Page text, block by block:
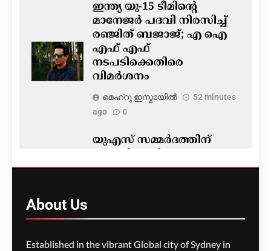
ഇന്ത്യ യു-15 ടീമിന്റെ
മാനേജർ പദവി നിരസിച്ച്
രഞ്ജിത് ബജാജ്; എ ഐ
എഫ് എഫ്
നടപടിക്കെതിരെ
വിമർശനം
മെഹ്റു ഇസ്മായില്‍
52 minutes
ago
0
യുഎസ് സമ്മർദത്തിന്
മാറ്റരുതെന്ന് GTRI; ഇടപാട്
ago
0
About Us
Established in the vibrant Global city of Sydney in